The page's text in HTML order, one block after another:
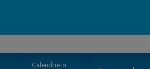
Calendriers